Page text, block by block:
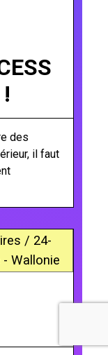
des
il faut
/ 24-
Wallonie